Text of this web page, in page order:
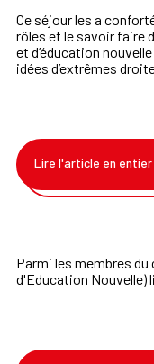
Ce séjour les a
rôles et le savoir faire
et d’éducation
idées d’extrêmes
Lire l'article en entier
Parmi les membres du
d'Education Nouvelle)